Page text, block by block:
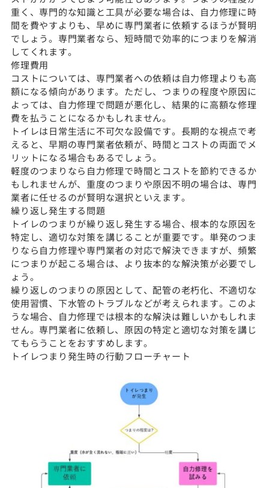
重く、専門的な知識と工具が必要な場合は、自力修理に時
間を費やすよりも、早めに専門業者に依頼するほうが賢明
でしょう。専門業者なら、短時間で効率的につまりを解消
してくれます。
修理費用
コストについては、専門業者への依頼は自力修理よりも高
額になる傾向があります。ただし、つまりの程度や原因に
よっては、自力修理で問題が悪化し、結果的に高額な修理
費を払うことになるかもしれません。
トイレは日常生活に不可欠な設備です。長期的な視点で考
えると、早期の専門業者依頼が、時間とコストの両面でメ
リットになる場合もあるでしょう。
軽度のつまりなら自力修理で時間とコストを節約できるか
もしれませんが、重度のつまりや原因不明の場合は、専門
業者に任せるのが賢明な選択といえます。
繰り返し発生する問題
トイレのつまりが繰り返し発生する場合、根本的な原因を
特定し、適切な対策を講じることが重要です。単発のつま
りなら自力修理や専門業者の対応で解決できますが、頻繁
につまりが起こる場合は、より抜本的な解決策が必要でし
ょう。
繰り返しのつまりの原因として、配管の老朽化、不適切な
使用習慣、下水管のトラブルなどが考えられます。このよ
うな場合、自力修理では根本的な解決は難しいかもしれま
せん。専門業者に依頼し、原因の特定と適切な対策を講じ
てもらうことをおすすめします。
トイレつまり発生時の行動フローチャート